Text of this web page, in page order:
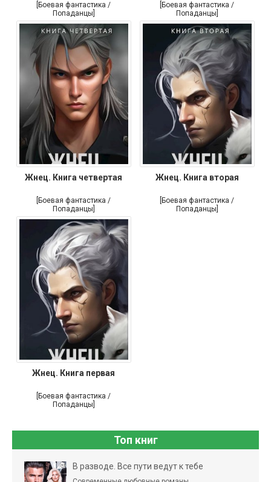
[Боевая фантастика /
Попаданцы]
[Боевая фантастика /
Попаданцы]
Жнец. Книга четвертая
[Боевая фантастика /
Попаданцы]
Жнец. Книга вторая
[Боевая фантастика /
Попаданцы]
Жнец. Книга первая
[Боевая фантастика /
Попаданцы]
Топ книг
В разводе. Все пути ведут к тебе